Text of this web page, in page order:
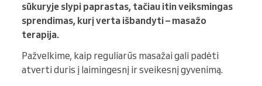
sūkuryje slypi paprastas, tačiau itin veiksmingas
sprendimas, kurį verta išbandyti – masažo
terapija.
Pažvelkime, kaip reguliarūs masažai gali padėti
atverti duris į laimingesnį ir sveikesnį gyvenimą.